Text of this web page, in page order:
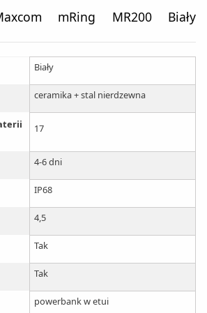
mRing MR200 Biały
Biały
ceramika + stal nierdzewna
17
4-6 dni
IP68
4,5
Tak
Tak
powerbank w etui